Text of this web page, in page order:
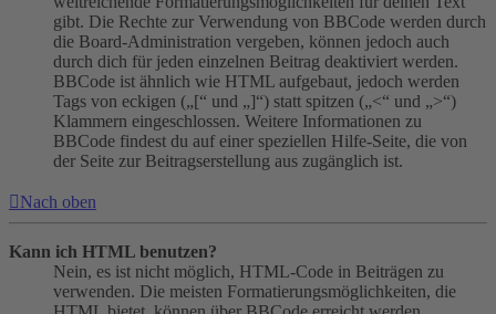
gibt. Die Rechte zur Verwendung von BBCode werden durch
die Board-Administration vergeben, können jedoch auch
durch dich für jeden einzelnen Beitrag deaktiviert werden.
BBCode ist ähnlich wie HTML aufgebaut, jedoch werden
Tags von eckigen („[“ und „]“) statt spitzen („<“ und „>“)
Klammern eingeschlossen. Weitere Informationen zu
BBCode findest du auf einer speziellen Hilfe-Seite, die von
der Seite zur Beitragserstellung aus zugänglich ist.
Nach oben
Kann ich HTML benutzen?
Nein, es ist nicht möglich, HTML-Code in Beiträgen zu
verwenden. Die meisten Formatierungsmöglichkeiten, die